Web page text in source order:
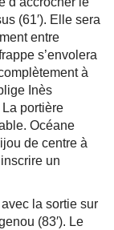
(61′). Elle sera
entre
s’envolera
à
Inès
La portière
Océane
de centre à
un
la sortie sur
(83′). Le